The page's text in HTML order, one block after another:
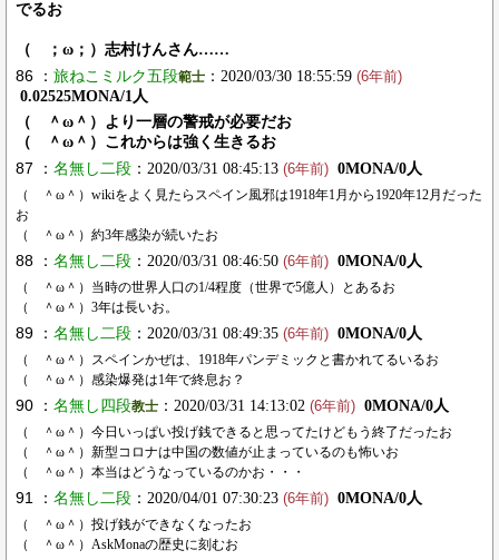
でるお
（ ；ω；）志村けんさん……
86 ： 旅ねこミルク五段範士 ：2020/03/30 18:55:59 (6年前)
0.02525MONA/1人
（ ＾ω＾）より一層の警戒が必要だお
（ ＾ω＾）これからは強く生きるお
87 ： 名無し二段 ：2020/03/31 08:45:13 (6年前) 0MONA/0人
（ ＾ω＾）wikiをよく見たらスペイン風邪は1918年1月から1920年12月だった
お
（ ＾ω＾）約3年感染が続いたお
88 ： 名無し二段 ：2020/03/31 08:46:50 (6年前) 0MONA/0人
（ ＾ω＾）当時の世界人口の1/4程度（世界で5億人）とあるお
（ ＾ω＾）3年は長いお。
89 ： 名無し二段 ：2020/03/31 08:49:35 (6年前) 0MONA/0人
（ ＾ω＾）スペインかぜは、1918年パンデミックと書かれてるいるお
（ ＾ω＾）感染爆発は1年で終息お？
90 ： 名無し四段教士 ：2020/03/31 14:13:02 (6年前) 0MONA/0人
（ ＾ω＾）今日いっぱい投げ銭できると思ってたけどもう終了だったお
（ ＾ω＾）新型コロナは中国の数値が止まっているのも怖いお
（ ＾ω＾）本当はどうなっているのかお・・・
91 ： 名無し二段 ：2020/04/01 07:30:23 (6年前) 0MONA/0人
（ ＾ω＾）投げ銭ができなくなったお
（ ＾ω＾）AskMonaの歴史に刻むお